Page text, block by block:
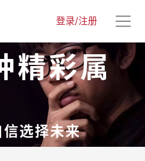
登录/注册
精彩属
选择未来